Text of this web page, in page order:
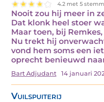
4.2 met 5
Nooit zou hij meer in
Dat klonk heel stoer
Maar toen, bij
Nu trekt hij
vond hem soms een
oprecht benieuwd
Bart Adjudant 14 januari
Vuilspuiterij